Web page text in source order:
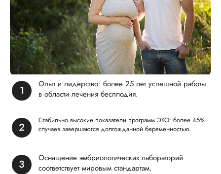
Опыт и лидерство: более 25 лет успешной работы
в области лечения бесплодия.
Стабильно высокие показатели программ ЭКО: более 45%
случаев завершаются долгожданной беременностью.
Оснащение эмбриологических лабораторий
соответствует мировым стандартам.